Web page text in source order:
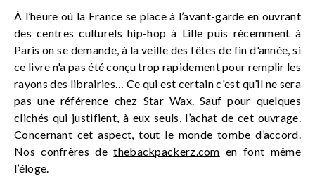
À l’heure où la France se place à l’avant-garde en ouvrant
des centres culturels hip-hop à Lille puis récemment à
Paris on se demande, à la veille des fêtes de fin d'année, si
ce livre n'a pas été conçu trop rapidement pour remplir les
rayons des librairies… Ce qui est certain c'est qu’il ne sera
pas une référence chez Star Wax. Sauf pour quelques
clichés qui justifient, à eux seuls, l’achat de cet ouvrage.
Concernant cet aspect, tout le monde tombe d’accord.
Nos confrères dethebackpackerz.com en font même
l’éloge.